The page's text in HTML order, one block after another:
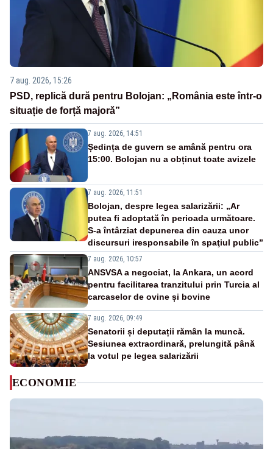
7 aug. 2026, 15:26
PSD, replică dură pentru Bolojan: „România este într-o
situație de forță majoră”
7 aug. 2026, 14:51
Ședința de guvern se amână pentru ora
15:00. Bolojan nu a obținut toate avizele
7 aug. 2026, 11:51
Bolojan, despre legea salarizării: „Ar
putea fi adoptată în perioada următoare.
S-a întârziat depunerea din cauza unor
discursuri iresponsabile în spaţiul public”
7 aug. 2026, 10:57
ANSVSA a negociat, la Ankara, un acord
pentru facilitarea tranzitului prin Turcia al
carcaselor de ovine și bovine
7 aug. 2026, 09:49
Senatorii și deputații rămân la muncă.
Sesiunea extraordinară, prelungită până
la votul pe legea salarizării
ECONOMIE